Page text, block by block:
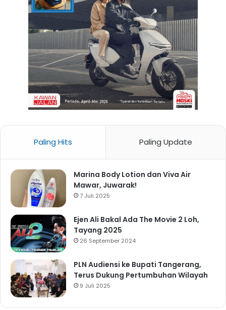
Paling Hits Paling Update
Marina Body Lotion dan Viva Air
Mawar, Juwarak!
7 Juli 2025
Ejen Ali Bakal Ada The Movie 2 Loh,
Tayang 2025
26 September 2024
PLN Audiensi ke Bupati Tangerang,
Terus Dukung Pertumbuhan Wilayah
9 Juli 2025